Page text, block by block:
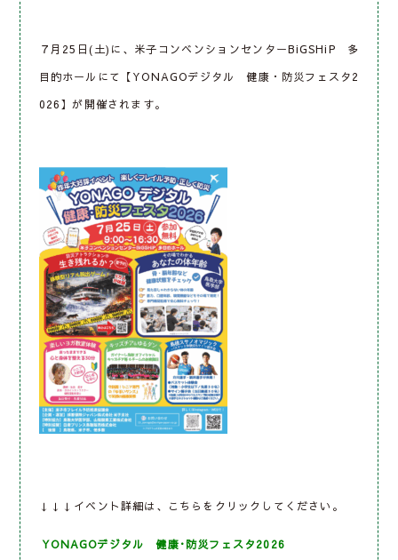
７月 25 日(土) に、米子コンベンションセンターBiGSHiP 多
目的ホールにて【YONAGOデジタル 健康・防災フェスタ2
026】が開催されます。
↓↓↓イベント詳細は、こちらをクリックしてください。
YONAGOデジタル 健康･防災フェスタ2026